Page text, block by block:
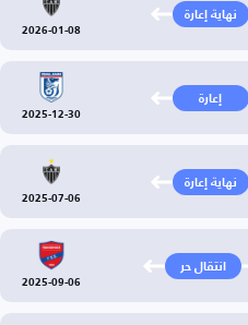
نهاية إعارة
2026-01-08
إعارة
2025-12-30
نهاية إعارة
2025-07-06
انتقال حر
2025-09-06